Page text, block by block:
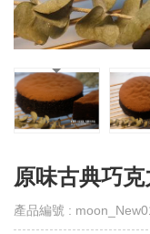
專
區
Full
Cakes
取
得
市
線
上
會
原味古典巧克
產品編號 :